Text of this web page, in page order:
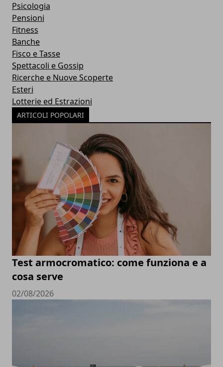
Psicologia
Pensioni
Fitness
Banche
Fisco e Tasse
Spettacoli e Gossip
Ricerche e Nuove Scoperte
Esteri
Lotterie ed Estrazioni
ARTICOLI POPOLARI
Test armocromatico: come funziona e a
cosa serve
02/08/2026